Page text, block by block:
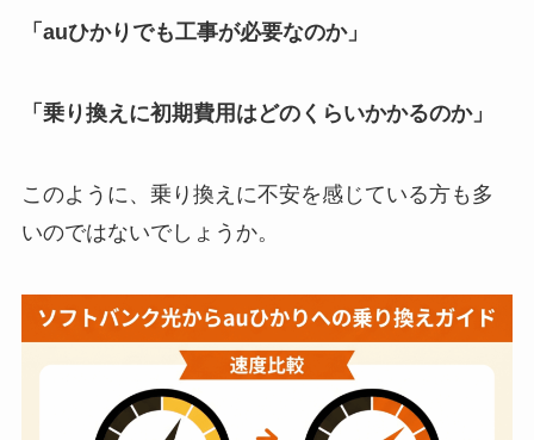
「auひかりでも工事が必要なのか」
「乗り換えに初期費用はどのくらいかかるのか」
このように、乗り換えに不安を感じている方も多
いのではないでしょうか。